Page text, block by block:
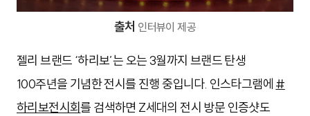
출처 인터뷰이 제공
젤리 브랜드 ‘하리보’는 오는 3월까지 브랜드 탄생
100주년을 기념한 전시를 진행 중입니다. 인스타그램에 #
하리보전시회를 검색하면 Z세대의 전시 방문 인증샷도